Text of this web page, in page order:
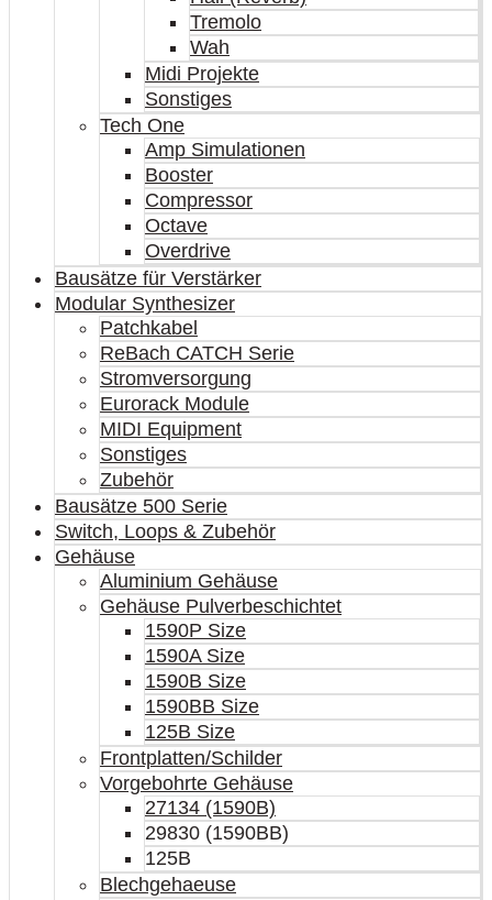
Tremolo
Wah
Midi Projekte
Sonstiges
Tech One
Amp Simulationen
Booster
Compressor
Octave
Overdrive
Bausätze für Verstärker
Modular Synthesizer
Patchkabel
ReBach CATCH Serie
Stromversorgung
Eurorack Module
MIDI Equipment
Sonstiges
Zubehör
Bausätze 500 Serie
Switch, Loops & Zubehör
Gehäuse
Aluminium Gehäuse
Gehäuse Pulverbeschichtet
1590P Size
1590A Size
1590B Size
1590BB Size
125B Size
Frontplatten/Schilder
Vorgebohrte Gehäuse
27134 (1590B)
29830 (1590BB)
125B
Blechgehaeuse